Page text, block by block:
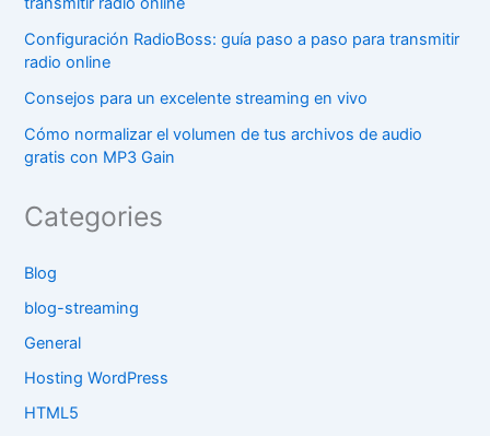
Configuración RadioBoss: guía paso a paso para transmitir
radio online
Consejos para un excelente streaming en vivo
Cómo normalizar el volumen de tus archivos de audio
gratis con MP3 Gain
Categories
Blog
blog-streaming
General
Hosting WordPress
HTML5